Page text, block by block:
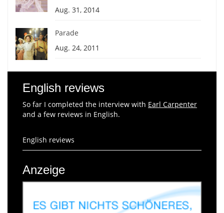
Aug. 31, 2014
Parade
Aug. 24, 2011
English reviews
So far I completed the interview with Earl Carpenter
and a few reviews in English.
English reviews
Anzeige